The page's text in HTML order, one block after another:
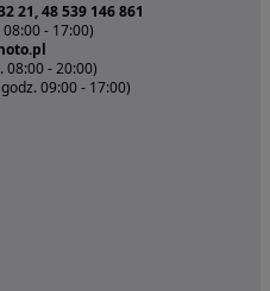
21, 48 539 146 861
- 17:00)
08:00 - 20:00)
09:00 - 17:00)